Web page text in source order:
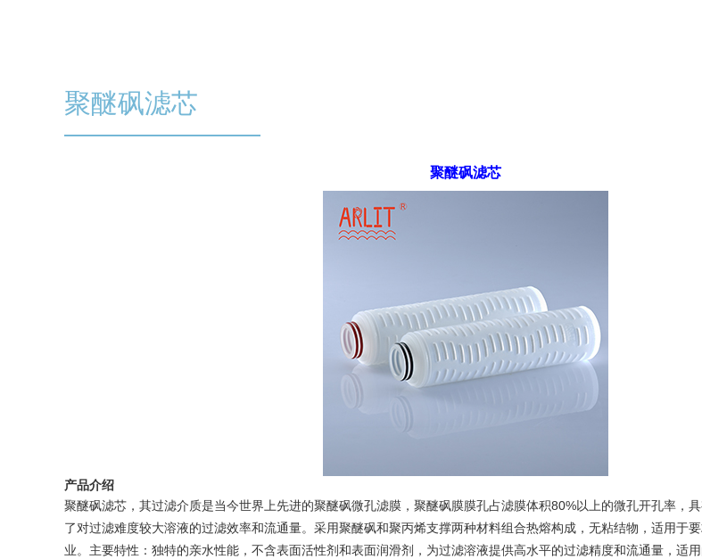
聚醚砜滤芯
聚醚砜滤芯
产品介绍
聚醚砜滤芯，其过滤介质是当今世界上先进的聚醚砜微孔滤膜，聚醚砜膜膜孔占滤膜体积80%以上的微孔开孔率，
了对过滤难度较大溶液的过滤效率和流通量。采用聚醚砜和聚丙烯支撑两种材料组合热熔构成，无粘结物，适用于
业。主要特性：独特的亲水性能，不含表面活性剂和表面润滑剂，为过滤溶液提供高水平的过滤精度和流通量，适